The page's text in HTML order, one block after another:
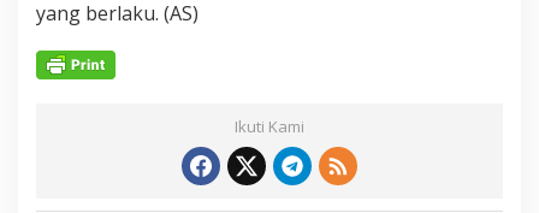
yang berlaku. (AS)
Ikuti Kami